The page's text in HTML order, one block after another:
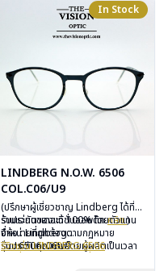
การรับประกัน : 3 ปี
In Stock
LINDBERG N.O.W. 6506
COL.C06/U9
(ปรึกษาผู้เชี่ยวชาญ Lindberg ได้ที่
ร้านแว่นตาเดอะวิชั่นออพติคคลิก)
รับประกันของแท้ 100% โดยตัวแทน
จำหน่ายที่ถูกต้องตามกฏหมาย
รับประกันคุณภาพโดยผู้ผลิตเป็นเวลา
ยี่ห้อ : Lindberg
รุ่น : 6506c06U9
รีวิวแว่น LINDBERG 6506